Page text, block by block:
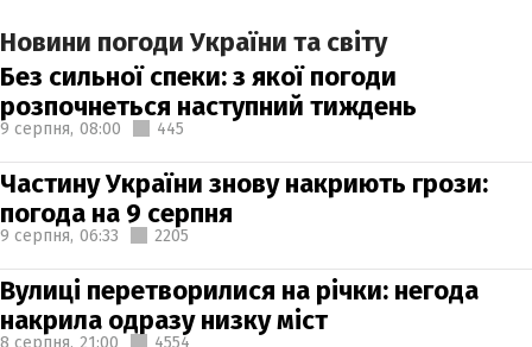
Новини погоди України та світу
Без сильної спеки: з якої погоди
розпочнеться наступний тиждень
9 серпня, 08:00 445
Частину України знову накриють грози:
погода на 9 серпня
9 серпня, 06:33 2205
Вулиці перетворилися на річки: негода
накрила одразу низку міст
8 серпня, 21:00 4554